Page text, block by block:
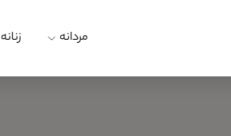
مردانه زنانه